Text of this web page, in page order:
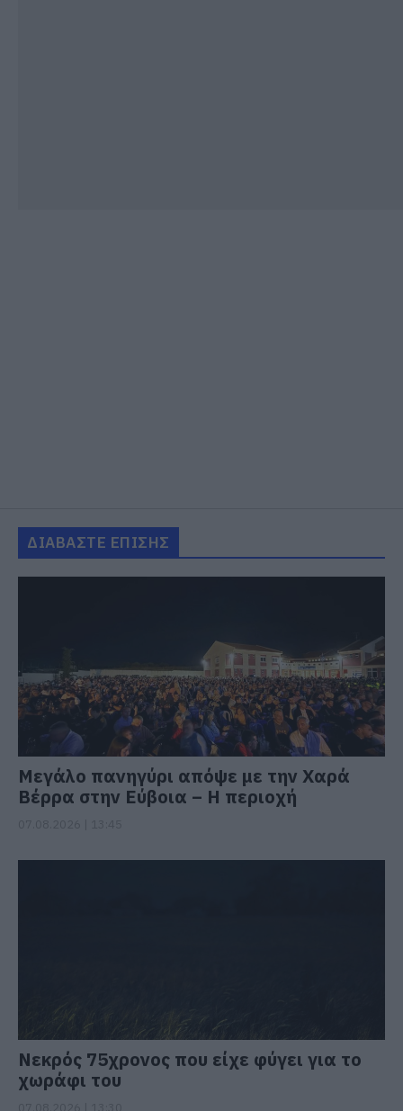
ΔΙΑΒΑΣΤΕ ΕΠΙΣΗΣ
Μεγάλο πανηγύρι απόψε με την Χαρά
Βέρρα στην Εύβοια – Η περιοχή
Νεκρός 75χρονος που είχε φύγει για το
χωράφι του